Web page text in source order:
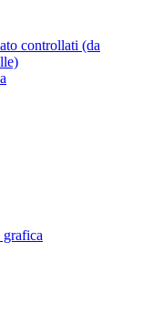
controllati (da
grafica